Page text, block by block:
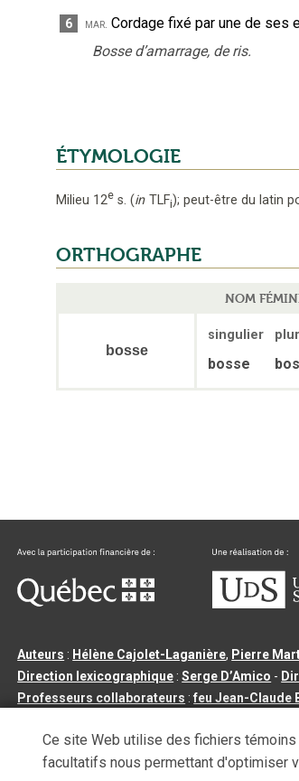
6 mar. Cordage fixé par une de ses
Bosse d’amarrage, de ris.
ÉTYMOLOGIE
Milieu 12e s. (in TLFi); peut-être du latin
ORTHOGRAPHE
NOM
bosse
singulier
bosse
Auteurs : Hélène Cajolet-Laganière, Pierre
Direction lexicographique :Serge D’Amico -
Professeurs collaborateurs :feu Jean-Claude
Tous droits réservés©Université de Sherbrooke
Ce site Web utilise des fichiers témoins
facultatifs nous permettant d'optimiser